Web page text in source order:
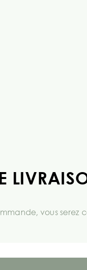
vous serez